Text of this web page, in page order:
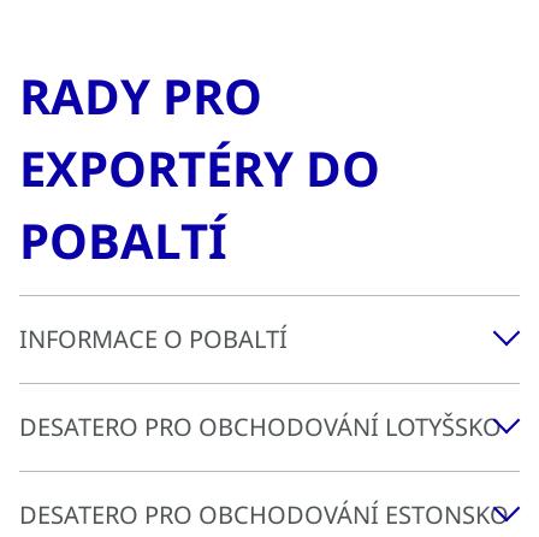
RADY PRO
EXPORTÉRY DO
POBALTÍ
INFORMACE O POBALTÍ
INFORMACE O LOTYŠSKO
Díky své centrální poloze v Pobaltí představuje
Lotyšsko důležitý tranzitní a logistický uzel. S hlavním
DESATERO PRO OBCHODOVÁNÍ LOTYŠSKO
DESATERO PRO OBCHODOVÁNÍ ESTONSKO